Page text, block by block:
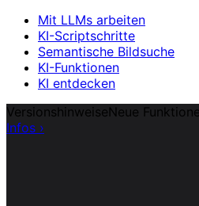
Mit LLMs arbeiten
KI-Scriptschritte
Semantische Bildsuche
KI-Funktionen
KI entdecken
VersionshinweiseNeue
Infos ›